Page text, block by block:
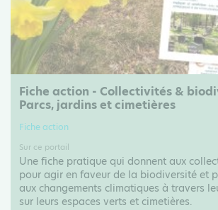
Fiche action - Collectivités &
Parcs, jardins et cimetières
Fiche action
Sur ce portail
Une fiche pratique qui donnent aux
pour agir en faveur de la biodiversité et
aux changements climatiques à travers
sur leurs espaces verts et cimetières.